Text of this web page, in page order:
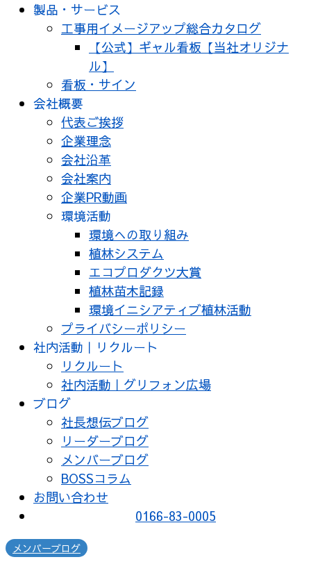
製品・サービス
工事用イメージアップ総合カタログ
【公式】ギャル看板【当社オリジナ
ル】
看板・サイン
会社概要
代表ご挨拶
企業理念
会社沿革
会社案内
企業PR動画
環境活動
環境への取り組み
植林システム
エコプロダクツ大賞
植林苗木記録
環境イニシアティブ植林活動
プライバシーポリシー
社内活動｜リクルート
リクルート
社内活動｜グリフォン広場
ブログ
社長想伝ブログ
リーダーブログ
メンバーブログ
BOSSコラム
お問い合わせ
0166-83-0005
メンバーブログ